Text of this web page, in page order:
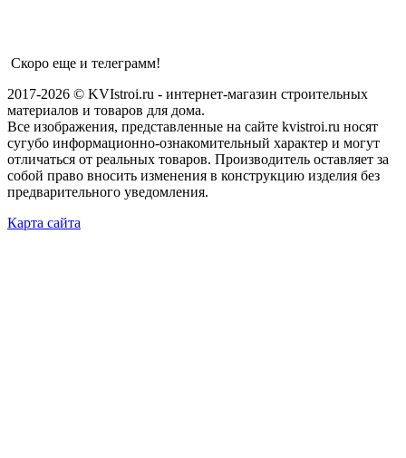
Скоро еще и телеграмм!
2017-2026 © KVIstroi.ru - интернет-магазин строительных
материалов и товаров для дома.
Все изображения, представленные на сайте kvistroi.ru носят
сугубо информационно-ознакомительный характер и могут
отличаться от реальных товаров. Производитель оставляет за
собой право вносить изменения в конструкцию изделия без
предварительного уведомления.
Карта сайта